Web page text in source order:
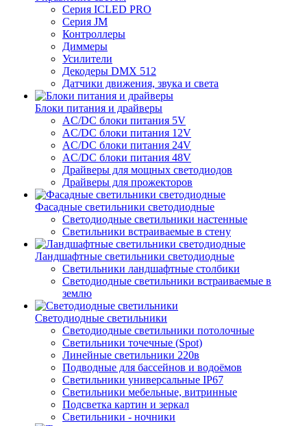
Серия ICLED PRO
Серия JM
Контроллеры
Диммеры
Усилители
Декодеры DMX 512
Датчики движения, звука и света
Блоки питания и драйверы
AC/DC блоки питания 5V
AC/DC блоки питания 12V
AC/DC блоки питания 24V
AC/DC блоки питания 48V
Драйверы для мощных светодиодов
Драйверы для прожекторов
Фасадные светильники светодиодные
Светодиодные светильники настенные
Светильники встраиваемые в стену
Ландшафтные светильники светодиодные
Светильники ландшафтные столбики
Светодиодные светильники встраиваемые в
землю
Светодиодные светильники
Светодиодные светильники потолочные
Светильники точечные (Spot)
Линейные светильники 220в
Подводные для бассейнов и водоёмов
Светильники универсальные IP67
Светильники мебельные, витринные
Подсветка картин и зеркал
Светильники - ночники